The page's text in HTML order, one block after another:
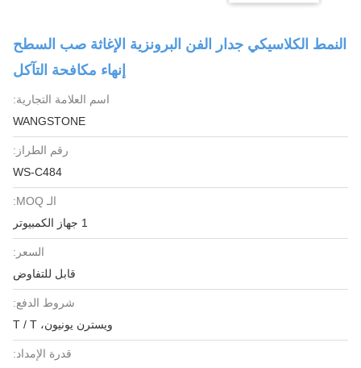
النمط الكلاسيكي جدار الفن البرونزية الإغاثة صب السطح
إنهاء مكافحة التآكل
اسم العلامة التجارية:
WANGSTONE
رقم الطراز:
WS-C484
الـ MOQ:
السعر:
قابل للتفاوض
شروط الدفع:
ويسترن يونيون، T / T
قدرة الإمداد: